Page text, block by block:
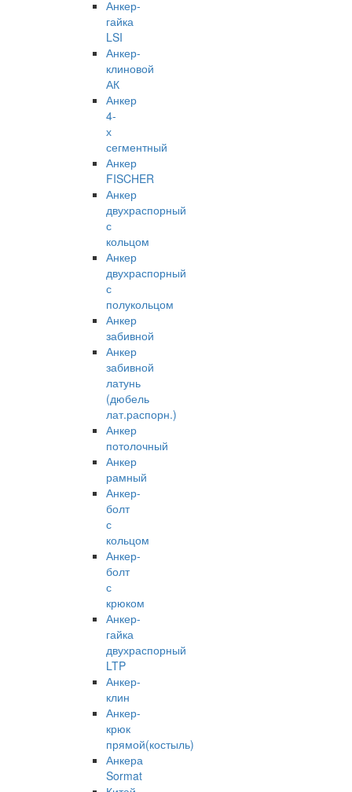
Анкер-
гайка
LSI
Анкер-
клиновой
АК
Анкер
4-
х
сегментный
Анкер
FISCHER
Анкер
двухраспорный
с
кольцом
Анкер
двухраспорный
с
полукольцом
Анкер
забивной
Анкер
забивной
латунь
(дюбель
лат.распорн.)
Анкер
потолочный
Анкер
рамный
Анкер-
болт
с
кольцом
Анкер-
болт
с
крюком
Анкер-
гайка
двухраспорный
LTP
Анкер-
клин
Анкер-
крюк
прямой(костыль)
Анкера
Sormat